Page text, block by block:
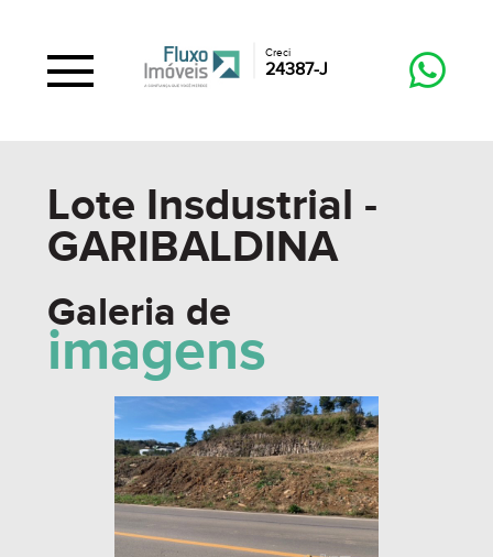
Creci
24387-J
Lote Insdustrial -
GARIBALDINA
Galeria de
imagens